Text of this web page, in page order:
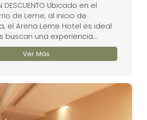
DESCUENTO Ubicado en el
de Leme, al inicio de
el Arena Leme Hotel es ideal
buscan una experiencia...
Ver Más